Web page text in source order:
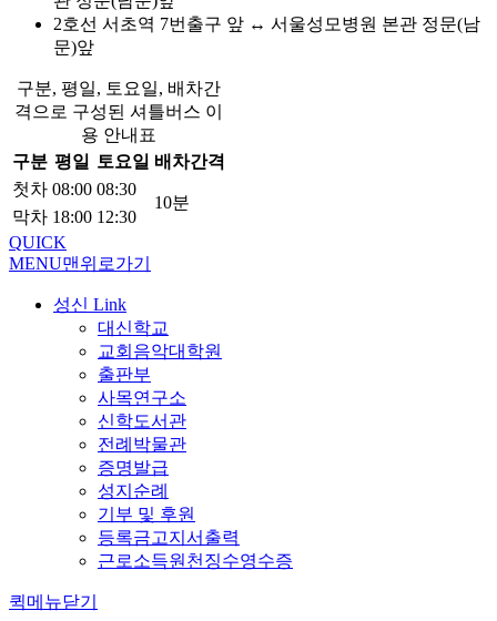
2호선 서초역 7번출구 앞 ↔ 서울성모병원 본관 정문(남
문)앞
구분, 평일, 토요일, 배차간
격으로 구성된 셔틀버스 이
용 안내표
구분 평일 토요일 배차간격
첫차 08:00 08:30
10분
막차 18:00 12:30
QUICK
MENU맨위로가기
성신 Link
대신학교
교회음악대학원
출판부
사목연구소
신학도서관
전례박물관
증명발급
성지순례
기부 및 후원
등록금고지서출력
근로소득원천징수영수증
퀵메뉴닫기